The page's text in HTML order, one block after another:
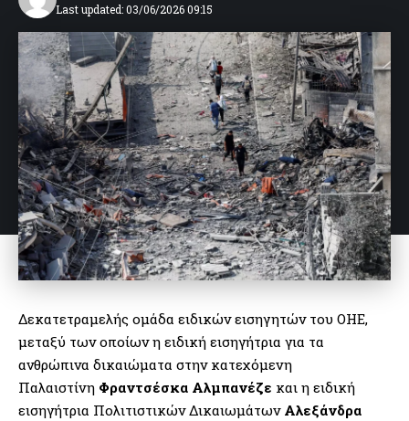
Last updated: 03/06/2026 09:15
Δεκατετραμελής ομάδα ειδικών εισηγητών του ΟΗΕ,
μεταξύ των οποίων η ειδική εισηγήτρια για τα
ανθρώπινα δικαιώματα στην κατεχόμενη
Παλαιστίνη Φραντσέσκα Αλμπανέζε και η ειδική
εισηγήτρια Πολιτιστικών Δικαιωμάτων Αλεξάνδρα